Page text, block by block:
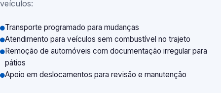
veículos:
Transporte programado para mudanças
Atendimento para veículos sem combustível no trajeto
Remoção de automóveis com documentação irregular para
pátios
Apoio em deslocamentos para revisão e manutenção